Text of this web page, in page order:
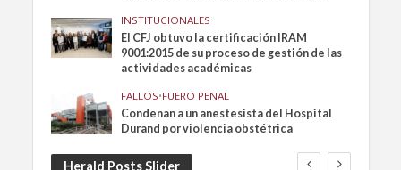
INSTITUCIONALES
El CFJ obtuvo la certificación IRAM
9001:2015 de su proceso de gestión de las
actividades académicas
FALLOS•FUERO PENAL
Condenan a un anestesista del Hospital
Durand por violencia obstétrica
Herald Posts Slider